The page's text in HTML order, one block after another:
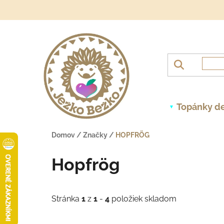
Topánky
Domov / Značky / HOPFRÖG
Hopfrög
Stránka 1 z 1 - 4 položiek skladom